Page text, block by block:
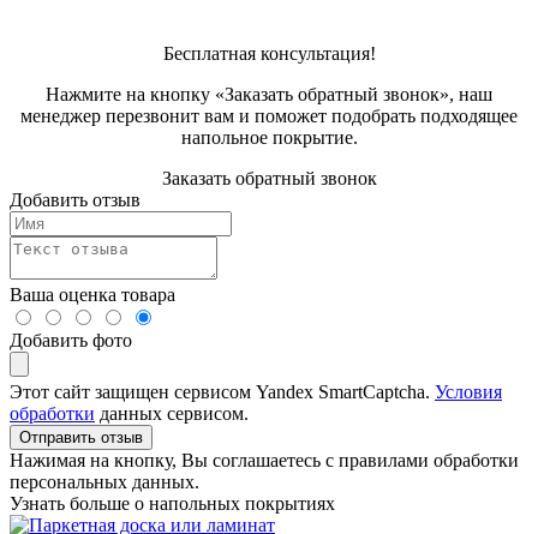
Бесплатная консультация!
Нажмите на кнопку «Заказать обратный звонок», наш
менеджер перезвонит вам и поможет подобрать подходящее
напольное покрытие.
Заказать обратный звонок
Добавить отзыв
Ваша оценка товара
Добавить фото
Этот сайт защищен сервисом Yandex SmartCaptcha. Условия
обработки данных сервисом.
Отправить отзыв
Нажимая на кнопку, Вы соглашаетесь с правилами обработки
персональных данных.
Узнать больше о напольных покрытиях